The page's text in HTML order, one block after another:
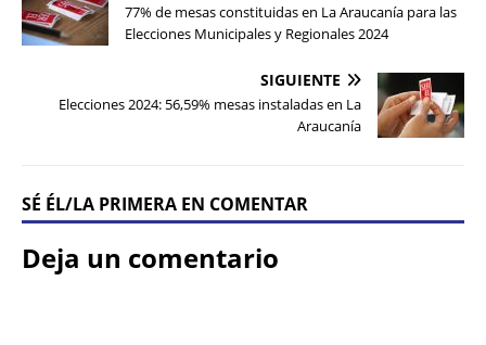
77% de mesas constituidas en La Araucanía para las
Elecciones Municipales y Regionales 2024
SIGUIENTE
Elecciones 2024: 56,59% mesas instaladas en La
Araucanía
SÉ ÉL/LA PRIMERA EN COMENTAR
Deja un comentario